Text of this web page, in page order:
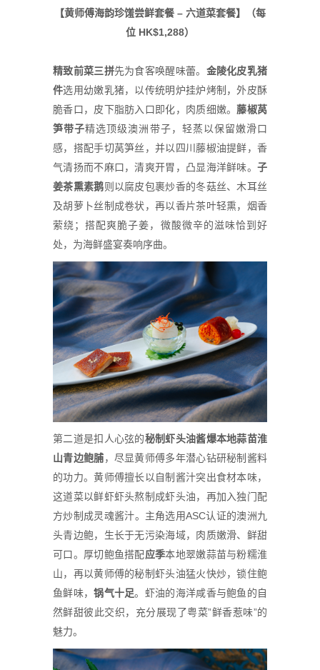
【黄师傅海韵珍馐尝鲜套餐 – 六道菜套餐】（每
位 HK$1,288）
精致前菜三拼先为食客唤醒味蕾。 金陵化皮乳猪
件选用幼嫩乳猪，以传统明炉挂炉烤制，外皮酥
脆香口，皮下脂肪入口即化，肉质细嫩。藤椒莴
笋带子精选顶级澳洲带子，轻蒸以保留嫩滑口
感，搭配手切莴笋丝，并以四川藤椒油提鲜，香
气清扬而不麻口，清爽开胃，凸显海洋鲜味。 子
姜茶熏素鹅则以腐皮包裹炒香的冬菇丝、木耳丝
及胡萝卜丝制成卷状，再以香片茶叶轻熏，烟香
萦绕；搭配爽脆子姜，微酸微辛的滋味恰到好
处，为海鲜盛宴奏响序曲。
第二道是扣人心弦的秘制虾头油酱爆本地蒜苗淮
山青边鲍脯，尽显黄师傅多年潜心钻研秘制酱料
的功力。黄师傅擅长以自制酱汁突出食材本味，
这道菜以鲜虾虾头熬制成虾头油，再加入独门配
方炒制成灵魂酱汁。主角选用ASC认证的澳洲九
头青边鲍，生长于无污染海域，肉质嫩滑、鲜甜
可口。厚切鲍鱼搭配应季本地翠嫩蒜苗与粉糯淮
山，再以黄师傅的秘制虾头油猛火快炒，锁住鲍
鱼鲜味，锅气十足。虾油的海洋咸香与鲍鱼的自
然鲜甜彼此交织，充分展现了粤菜”鲜香惹味”的
魅力。